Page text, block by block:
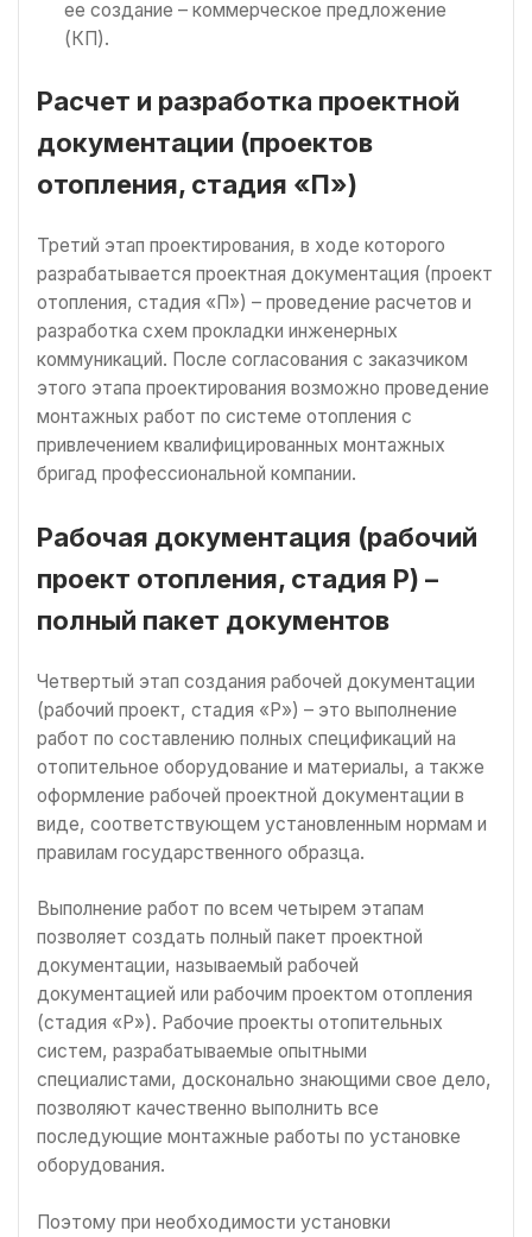
ее создание – коммерческое предложение
(КП).
Расчет и разработка проектной
документации (проектов
отопления, стадия «П»)
Третий этап проектирования, в ходе которого
разрабатывается проектная документация (проект
отопления, стадия «П») – проведение расчетов и
разработка схем прокладки инженерных
коммуникаций. После согласования с заказчиком
этого этапа проектирования возможно проведение
монтажных работ по системе отопления с
привлечением квалифицированных монтажных
бригад профессиональной компании.
Рабочая документация (рабочий
проект отопления, стадия Р) –
полный пакет документов
Четвертый этап создания рабочей документации
(рабочий проект, стадия «Р») – это выполнение
работ по составлению полных спецификаций на
отопительное оборудование и материалы, а также
оформление рабочей проектной документации в
виде, соответствующем установленным нормам и
правилам государственного образца.
Выполнение работ по всем четырем этапам
позволяет создать полный пакет проектной
документации, называемый рабочей
документацией или рабочим проектом отопления
(стадия «Р»). Рабочие проекты отопительных
систем, разрабатываемые опытными
специалистами, досконально знающими свое дело,
позволяют качественно выполнить все
последующие монтажные работы по установке
оборудования.
Поэтому при необходимости установки